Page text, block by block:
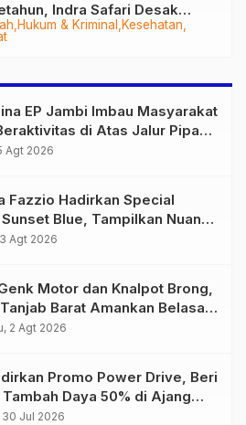
Hukum & Kriminal
Kesehatan
Indra Safari Desak
EP Jambi Imbau Masyarakat
di Atas Jalur Pipa
Keselamatan Bersama
Agt 2026
Fazzio Hadirkan Special
Blue, Tampilkan Nuansa
yang Semakin Skena
Agt 2026
Motor dan Knalpot Brong,
Barat Amankan Belasan
2 Agt 2026
Promo Power Drive, Beri
Daya 50% di Ajang
30 Jul 2026